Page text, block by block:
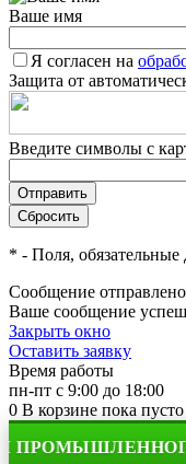
Ваше имя
Я согласен на
Защита от
Введите символы с
* - Поля, обязательные
Сообщение отправлено
Ваше сообщение
Закрыть окно
Оставить заявку
Время работы
пн-пт с 9:00 до 18:00
0 В корзине пока пусто